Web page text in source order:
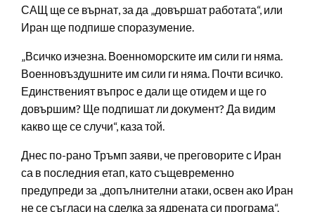
САЩ ще се върнат, за да „довършат работата“, или
Иран ще подпише споразумение.
„Всичко изчезна. Военноморските им сили ги няма.
Военновъздушните им сили ги няма. Почти всичко.
Единственият въпрос е дали ще отидем и ще го
довършим? Ще подпишат ли документ? Да видим
какво ще се случи“, каза той.
Днес по-рано Тръмп заяви, че преговорите с Иран
са в последния етап, като същевременно
предупреди за „допълнителни атаки, освен ако Иран
не се съгласи на сделка за ядрената си програма“.